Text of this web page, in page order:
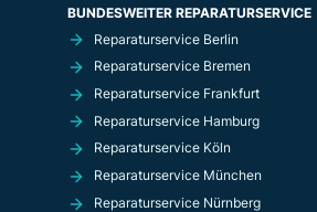
BUNDESWEITER REPARATURSERVICE
Reparaturservice Berlin
Reparaturservice Bremen
Reparaturservice Frankfurt
Reparaturservice Hamburg
Reparaturservice Köln
Reparaturservice München
Reparaturservice Nürnberg